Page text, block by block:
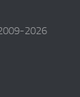
2026